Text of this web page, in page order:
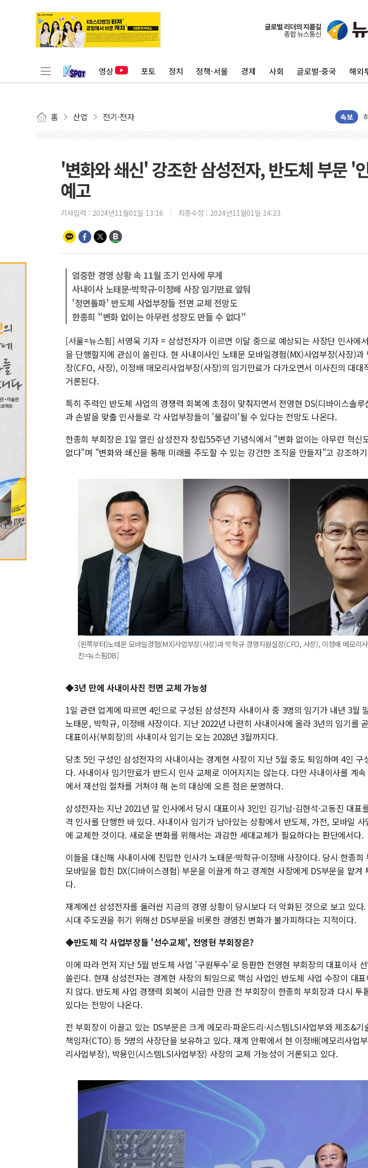
영상 포토 정치 정책·서울 경제 사회 글로벌·중국 해외
홈 산업 전기·전자 속보
'
'변화와 쇄신' 강조한 삼성전자, 반도체 부문 '
예고
기사입력 : 2024년11월01일 13:16 최종수정 : 2024년11월01일 14:23
엄중한 경영 상황 속 11월 조기 인사에 무게
사내이사 노태문·박학규·이정배 사장 임기만료 앞둬
'정면돌파' 반도체 사업부장들 전면 교체 전망도
한종희 "변화 없이는 아무런 성장도 만들 수 없다"
[서울=뉴스핌] 서영욱 기자 = 삼성전자가 이르면 이달 중으로 예상되는 사장단 인사에
을 단행할지에 관심이 쏠린다. 현 사내이사인 노태문 모바일경험(MX)사업부장(사장)과
장(CFO, 사장), 이정배 매모리사업부장(사장)의 임기만료가 다가오면서 이사진의 대대
거론된다.
특히 주력인 반도체 사업의 경쟁력 회복에 초점이 맞춰지면서 전영현 DS(디바이스솔
과 손발을 맞출 인사들로 각 사업부장들이 '물갈이'될 수 있다는 전망도 나온다.
한종희 부회장은 1일 열린 삼성전자 창립55주년 기념식에서 "변화 없이는 아무런 혁신
없다"며 "변화와 쇄신을 통해 미래를 주도할 수 있는 강건한 조직을 만들자"고 강조하
(왼쪽부터)노태문 모바일경험(MX)사업부장(사장)과 박학규 경영지원실장(CFO, 사장), 이정배 메모리
진=뉴스핌DB]
◆3년 만에 사내이사진 전면 교체 가능성
1일 관련 업계에 따르면 4인으로 구성된 삼성전자 사내이사 중 3명의 임기가 내년 3월
노태문, 박학규, 이정배 사장이다. 지난 2022년 나란히 사내이사에 올라 3년의 임기를
대표이사(부회장)의 사내이사 임기는 오는 2028년 3월까지다.
당초 5인 구성인 삼성전자의 사내이사는 경계현 사장이 지난 5월 중도 퇴임하며 4인 구
다. 사내이사 임기만료가 반드시 인사 교체로 이어지지는 않는다. 다만 사내이사를 계
에서 재선임 절차를 거쳐야 해 논의 대상에 오른 점은 분명하다.
삼성전자는 지난 2021년 말 인사에서 당시 대표이사 3인인 김기남·김현석·고동진 대표
격 인사를 단행한 바 있다. 사내이사 임기가 남아있는 상황에서 반도체, 가전, 모바일
에 교체한 것이다. 새로운 변화를 위해서는 과감한 세대교체가 필요하다는 판단에서다.
이들을 대신해 사내이사에 진입한 인사가 노태문·박학규·이정배 사장이다. 당시 한종희
모바일을 합친 DX(디바이스경험) 부문을 이끌게 하고 경계현 사장에게 DS부문을 맡겨
다.
재계에선 삼성전자를 둘러싼 지금의 경영 상황이 당시보다 더 악화된 것으로 보고 있다
시대 주도권을 쥐기 위해선 DS부문을 비롯한 경영진 변화가 불가피하다는 지적이다.
◆반도체 각 사업부장들 '선수교체', 전영현 부회장은?
이에 따라 먼저 지난 5월 반도체 사업 '구원투수'로 등판한 전영현 부회장의 대표이사
쏠린다. 현재 삼성전자는 경계현 사장의 퇴임으로 핵심 사업인 반도체 사업 수장이 대
지 않다. 반도체 사업 경쟁력 회복이 시급한 만큼 전 부회장이 한종희 부회장과 다시 투
있다는 전망이 나온다.
전 부회장이 이끌고 있는 DS부문은 크게 메모리·파운드리·시스템LSI사업부와 제조&기
책임자(CTO) 등 5명의 사장단을 보유하고 있다. 재계 안팎에서 현 이정배(메모리사업
리사업부장), 박용인(시스템LSI사업부장) 사장의 교체 가능성이 거론되고 있다.